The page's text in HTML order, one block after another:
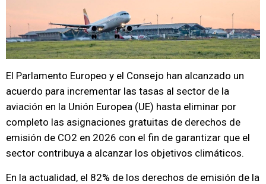
El Parlamento Europeo y el Consejo han alcanzado un
acuerdo para incrementar las tasas al sector de la
aviación en la Unión Europea (UE) hasta eliminar por
completo las asignaciones gratuitas de derechos de
emisión de CO2 en 2026 con el fin de garantizar que el
sector contribuya a alcanzar los objetivos climáticos.
En la actualidad, el 82% de los derechos de emisión de la